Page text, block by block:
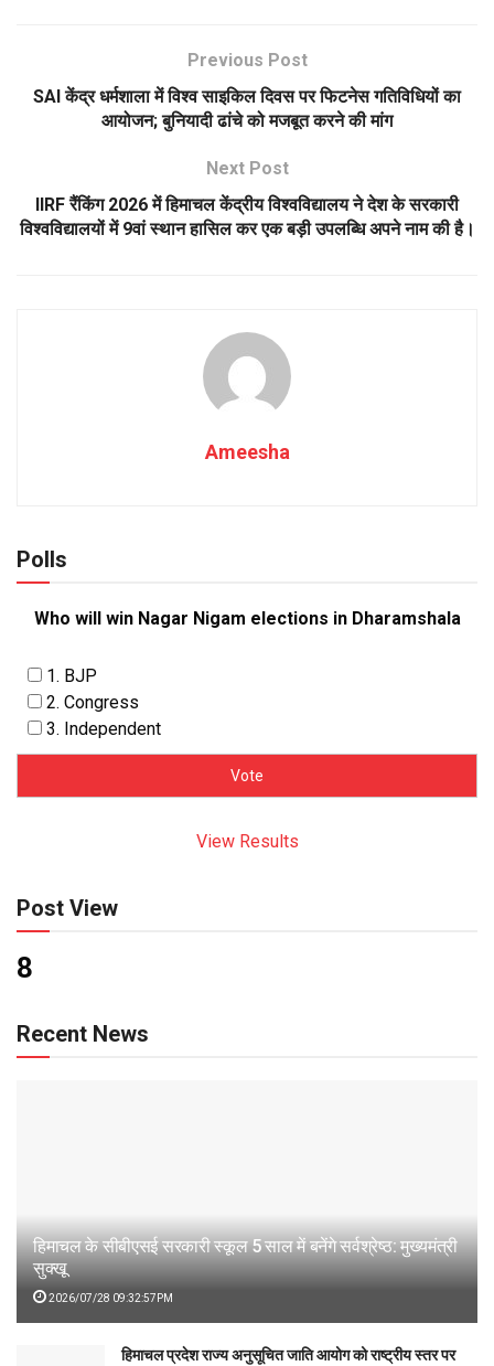
Previous Post
SAI केंद्र धर्मशाला में विश्व साइकिल दिवस पर फिटनेस गतिविधियों का
आयोजन; बुनियादी ढांचे को मजबूत करने की मांग
Next Post
IIRF रैंकिंग 2026 में हिमाचल केंद्रीय विश्वविद्यालय ने देश के सरकारी
विश्वविद्यालयों में 9वां स्थान हासिल कर एक बड़ी उपलब्धि अपने नाम की है।
Ameesha
Polls
Who will win Nagar Nigam elections in Dharamshala
1. BJP
2. Congress
3. Independent
View Results
Post View
8
Recent News
हिमाचल के सीबीएसई सरकारी स्कूल 5 साल में बनेंगे सर्वश्रेष्ठ: मुख्यमंत्री
सुक्खू
2026/07/28 09:32:57PM
हिमाचल प्रदेश राज्य अनुसूचित जाति आयोग को राष्ट्रीय स्तर पर